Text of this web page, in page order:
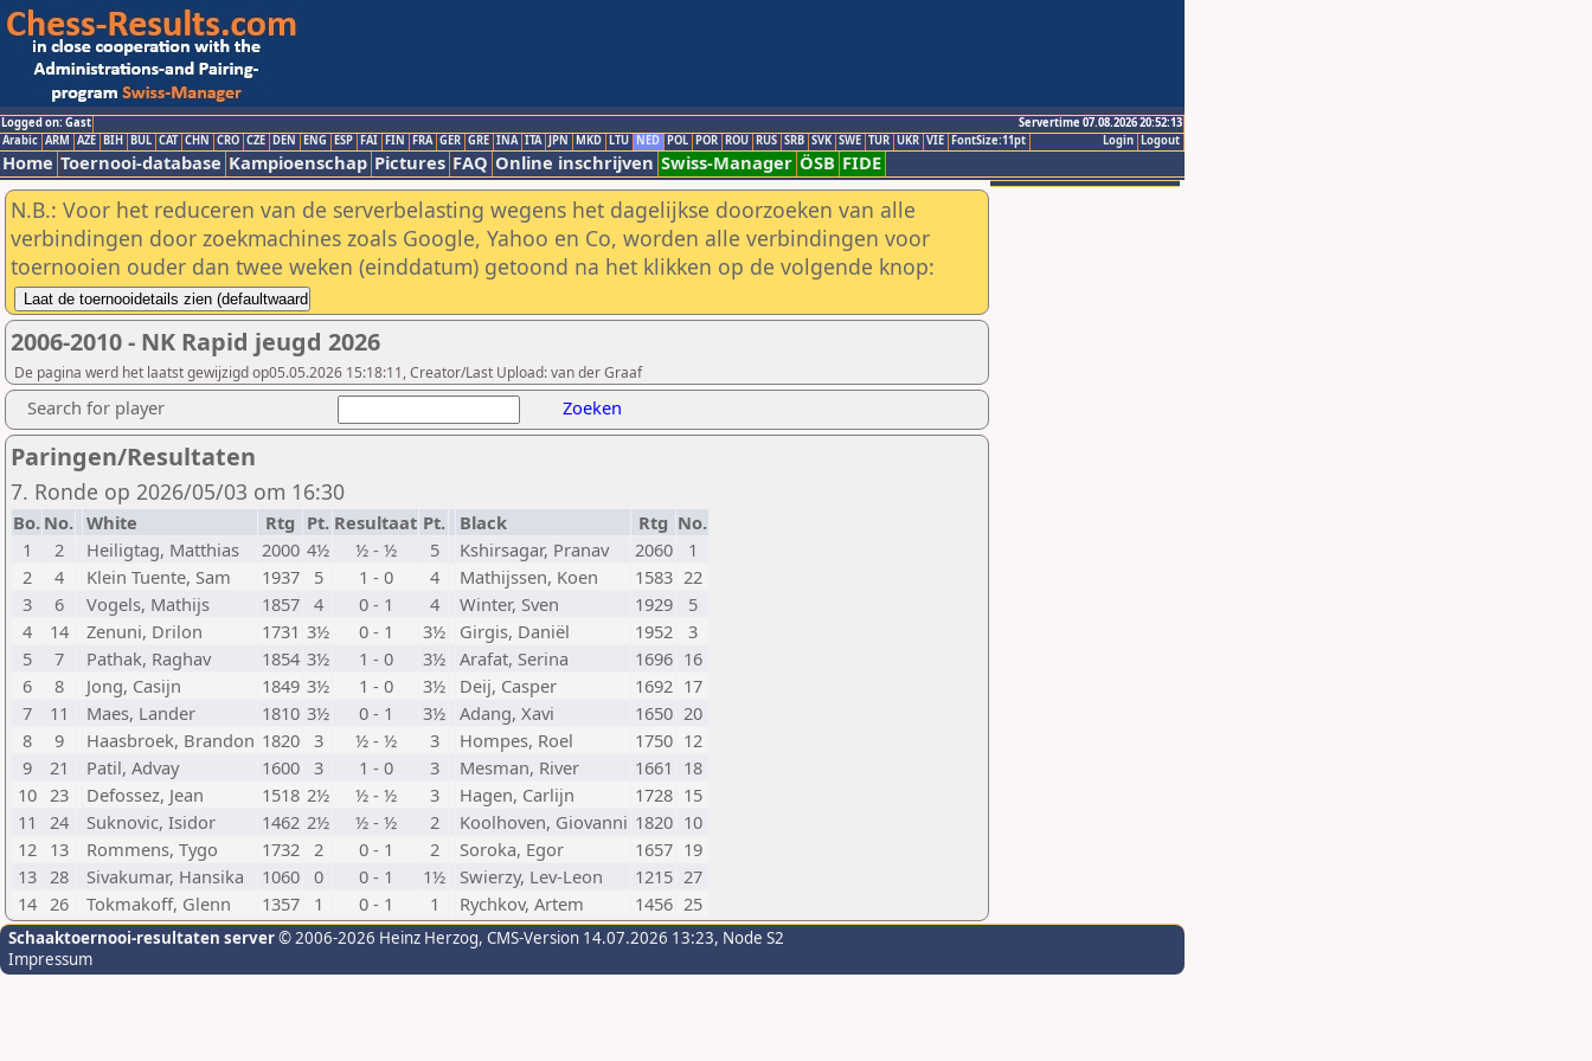
Logged on: Gast
Servertime 07.08.2026 20:52:13
Logout
Login
Arabic ARM AZE BIH BUL CAT CHN CRO CZE DEN ENG ESP FAI FIN FRA GER GRE INA ITA JPN MKD LTU NED POL POR ROU RUS SRB SVK SWE TUR UKR VIE FontSize:11pt
Home Toernooi-database Kampioenschap Pictures FAQ Online inschrijven Swiss-Manager ÖSB FIDE
N.B.: Voor het reduceren van de serverbelasting wegens het dagelijkse doorzoeken van alle
verbindingen door zoekmachines zoals Google, Yahoo en Co, worden alle verbindingen voor
toernooien ouder dan twee weken (einddatum) getoond na het klikken op de volgende knop:
2006-2010 - NK Rapid jeugd 2026
De pagina werd het laatst gewijzigd op05.05.2026 15:18:11, Creator/Last Upload: van der Graaf
Search for player Zoeken
Paringen/Resultaten
7. Ronde op 2026/05/03 om 16:30
Bo. No. White Rtg Pt. Resultaat Pt. Black Rtg No.
1
2 Heiligtag, Matthias 2000 4½ ½ - ½ 5 Kshirsagar, Pranav 2060
1
2
4 Klein Tuente, Sam 1937 5 1 - 0 4 Mathijssen, Koen 1583 22
3
6 Vogels, Mathijs 1857 4 0 - 1 4 Winter, Sven 1929
5
4
14 Zenuni, Drilon 1731 3½ 0 - 1 3½ Girgis, Daniël 1952
3
5
7 Pathak, Raghav 1854 3½ 1 - 0 3½ Arafat, Serina 1696 16
6
8 Jong, Casijn 1849 3½ 1 - 0 3½ Deij, Casper 1692 17
7
11 Maes, Lander 1810 3½ 0 - 1 3½ Adang, Xavi 1650 20
8
9 Haasbroek, Brandon 1820 3 ½ - ½ 3 Hompes, Roel 1750 12
9
21 Patil, Advay 1600 3 1 - 0 3 Mesman, River 1661 18
10 23 Defossez, Jean 1518 2½ ½ - ½ 3 Hagen, Carlijn 1728 15
11
24 Suknovic, Isidor 1462 2½ ½ - ½ 2 Koolhoven, Giovanni 1820 10
12 13 Rommens, Tygo 1732 2 0 - 1 2 Soroka, Egor 1657 19
13 28 Sivakumar, Hansika 1060 0 0 - 1 1½ Swierzy, Lev-Leon 1215 27
14 26 Tokmakoff, Glenn 1357 1 0 - 1 1 Rychkov, Artem 1456 25
Schaaktoernooi-resultaten server© 2006-2026 Heinz Herzog, CMS-Version 14.07.2026 13:23, Node S2
Impressum